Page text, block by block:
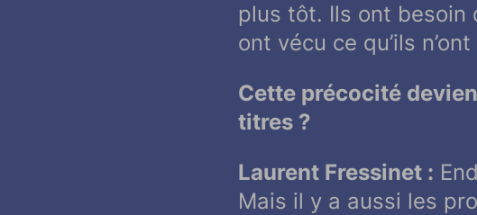
plus tôt. Ils ont besoin
ont vécu ce qu’ils
Cette précocité
titres ?
Laurent Fressinet :
Mais il y a aussi les